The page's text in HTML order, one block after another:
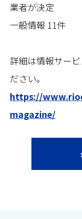
業者が決定
一般情報 11件
詳細は情報サー
ださい。
https://
magazine/